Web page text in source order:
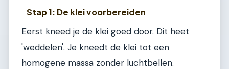
Stap 1: De klei voorbereiden
Eerst kneed je de klei goed door. Dit heet
'weddelen'. Je kneedt de klei tot een
homogene massa zonder luchtbellen.